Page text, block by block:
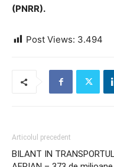
(PNRR).
Post Views: 3.494
Articolul precedent
BILANT IN